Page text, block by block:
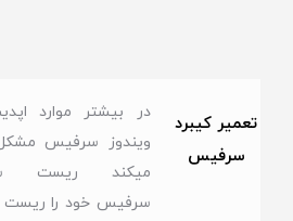
تعمیر کیبرد
سرفیس
در بیشتر موارد
ویندوز سرفیس
میکند ریست
سرفیس خود را ریست